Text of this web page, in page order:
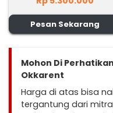
Pesan Sekarang
Mohon Di
Okkarent
Harga di atas bisa
tergantung dari